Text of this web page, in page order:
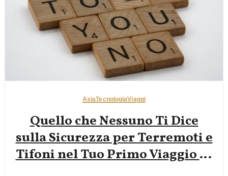
AsiaTecnologiaViaggi
Quello che Nessuno Ti Dice
sulla Sicurezza per Terremoti e
Tifoni nel Tuo Primo Viaggio in